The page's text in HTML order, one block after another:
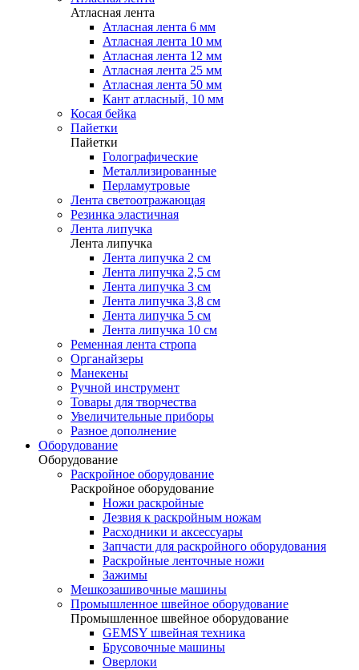
Атласная лента
Атласная лента 6 мм
Атласная лента 10 мм
Атласная лента 12 мм
Атласная лента 25 мм
Атласная лента 50 мм
Кант атласный, 10 мм
Косая бейка
Пайетки
Пайетки
Голографические
Металлизированные
Перламутровые
Лента светоотражающая
Резинка эластичная
Лента липучка
Лента липучка
Лента липучка 2 см
Лента липучка 2,5 см
Лента липучка 3 см
Лента липучка 3,8 см
Лента липучка 5 см
Лента липучка 10 см
Ременная лента стропа
Органайзеры
Манекены
Ручной инструмент
Товары для творчества
Увеличительные приборы
Разное дополнение
Оборудование
Оборудование
Раскройное оборудование
Раскройное оборудование
Ножи раскройные
Лезвия к раскройным ножам
Расходники и аксессуары
Запчасти для раскройного оборудования
Раскройные ленточные ножи
Зажимы
Мешкозашивочные машины
Промышленное швейное оборудование
Промышленное швейное оборудование
GEMSY швейная техника
Брусовочные машины
Оверлоки